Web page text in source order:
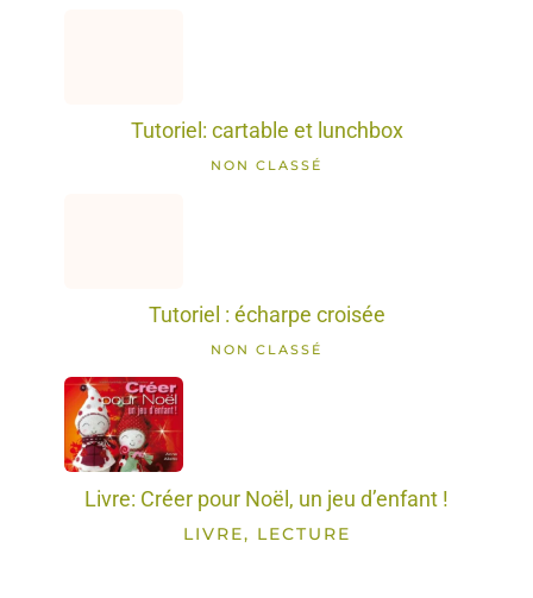
Tutoriel: cartable et lunchbox
NON CLASSÉ
Tutoriel : écharpe croisée
NON CLASSÉ
Livre: Créer pour Noël, un jeu d’enfant !
LIVRE, LECTURE